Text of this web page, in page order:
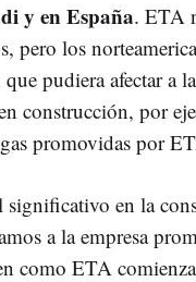
y en España. ETA
pero los
pudiera afectar a
construcción, por
promovidas por
en la
a la empresa
como ETA